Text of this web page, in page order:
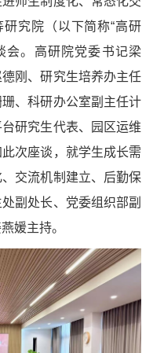
究院（以下简称“高研
会。高研院党委书记梁
刚、研究生培养办主任
、科研办公室副主任计
研究生代表、园区运维
次座谈，就学生成长需
交流机制建立、后勤保
副处长、党委组织部副
媛主持。